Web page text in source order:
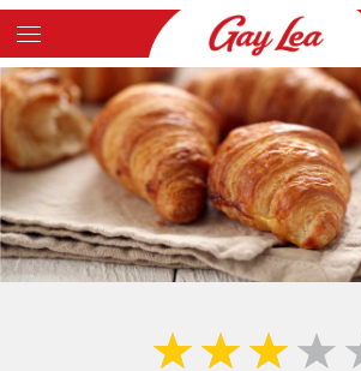
Skip
to
main
content
Main
Content